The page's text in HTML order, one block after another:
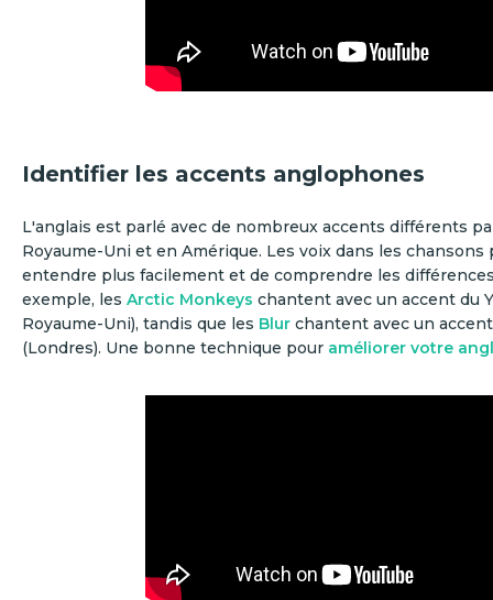
Identifier les accents anglophones
L'anglais est parlé avec de nombreux accents différents
Royaume-Uni et en Amérique. Les voix dans les
entendre plus facilement et de comprendre les
exemple, les Arctic Monkeys chantent avec un accent du
Royaume-Uni), tandis que les Blur chantent avec un
(Londres). Une bonne technique pour améliorer votre